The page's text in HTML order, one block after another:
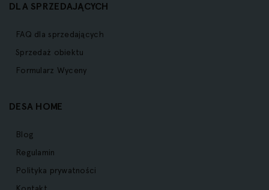
DLA SPRZEDAJĄCYCH
FAQ dla sprzedających
Sprzedaż obiektu
Formularz Wyceny
DESA HOME
Blog
Regulamin
Polityka prywatności